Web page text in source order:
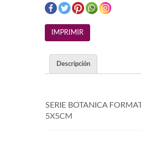
Descripción
SERIE BOTANICA
5X5CM